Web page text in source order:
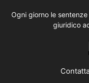
Ogni giorno le
giuridico